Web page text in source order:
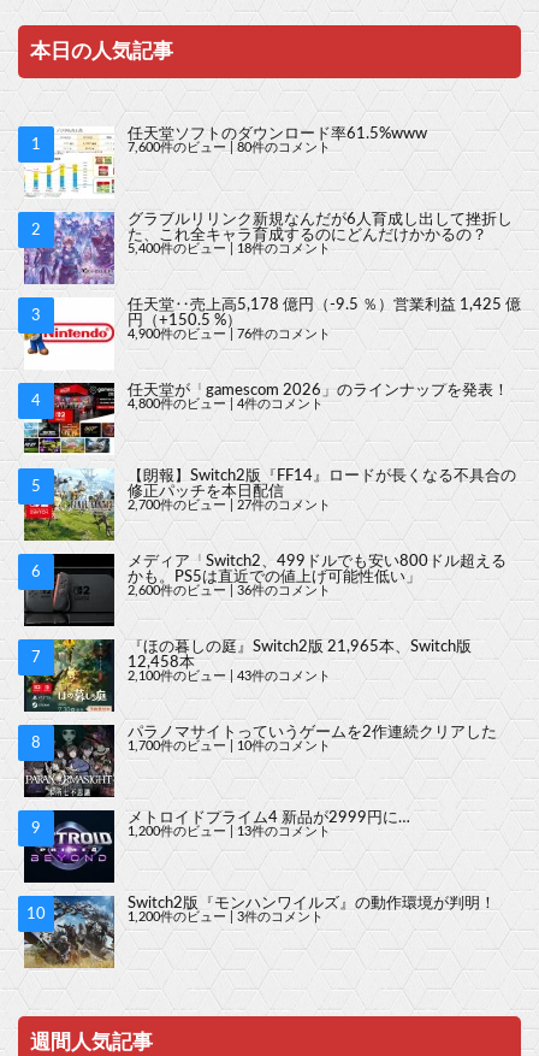
本日の人気記事
任天堂ソフトのダウンロード率61.5%www
7,600件のビュー 80件のコメント
グラブルリリンク新規なんだが6人育成し出して挫折し
た、これ全キャラ育成するのにどんだけかかるの？
5,400件のビュー |18件のコメント
任天堂‥売上高5,178 億円（-9.5 ％）営業利益 1,425 億
円（+150.5 %）
4,900件のビュー 76件のコメント
任天堂が「gamescom 2026」のラインナップを発表！
4,800件のビュー | 4件のコメント
【朗報】Switch2版『FF14』ロードが長くなる不具合の
修正パッチを本日配信
2,700件のビュー 27件のコメント
メディア「Switch2、499ドルでも安い800ドル超える
かも。PS5は直近での値上げ可能性低い」
2,600件のビュー 36件のコメント
『ほの暮しの庭』Switch2版 21,965本、Switch版
12,458本
2,100件のビュー 43件のコメント
パラノマサイトっていうゲームを2作連続クリアした
1,700件のビュー 10件のコメント
メトロイドプライム4 新品が2999円に…
1,200件のビュー |13件のコメント
Switch2版『モンハンワイルズ』の動作環境が判明！
1,200件のビュー 3件のコメント
週間人気記事